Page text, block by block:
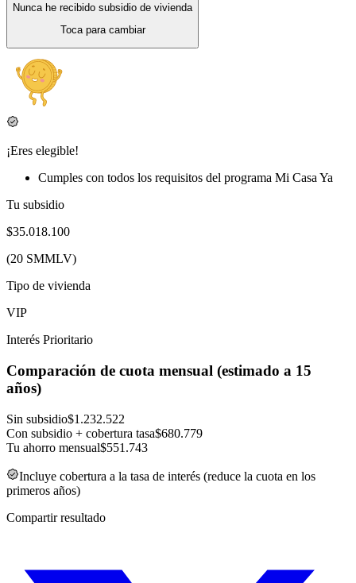
Nunca he recibido subsidio de vivienda
Toca para cambiar
¡Eres elegible!
Cumples con todos los requisitos del programa Mi Casa Ya
Tu subsidio
$35.018.100
(20 SMMLV)
Tipo de vivienda
VIP
Interés Prioritario
Comparación de cuota mensual (estimado a 15
años)
Sin subsidio$1.232.522
Con subsidio + cobertura tasa$680.779
Tu ahorro mensual$551.743
Incluye cobertura a la tasa de interés (reduce la cuota en los
primeros años)
Compartir resultado